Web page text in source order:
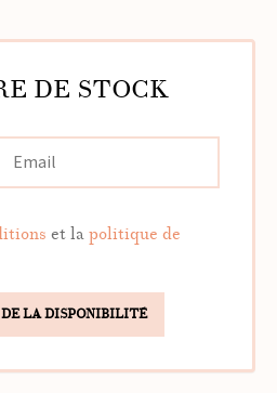
DE STOCK
et la politique de